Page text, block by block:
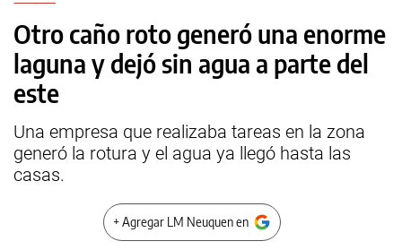
Otro caño roto generó una enorme
laguna y dejó sin agua a parte del
este
Una empresa que realizaba tareas en la zona
generó la rotura y el agua ya llegó hasta las
casas.
+ Agregar LM Neuquen en